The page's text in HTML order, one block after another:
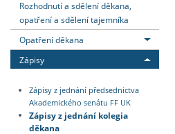
Rozhodnutí a sdělení děkana,
opatření a sdělení tajemníka
Opatření děkana
Zápisy
Zápisy z jednání předsednictva
Akademického senátu FF UK
Zápisy z jednání kolegia
děkana